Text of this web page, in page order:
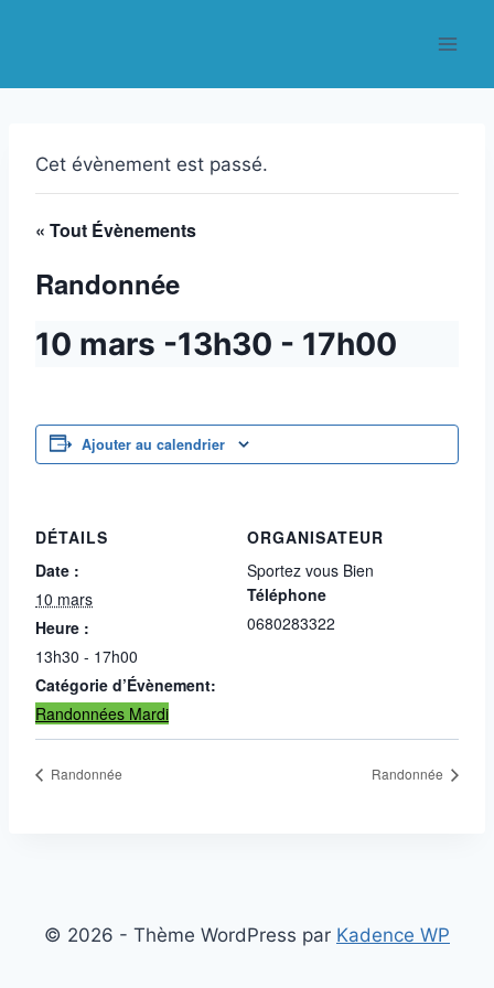
Cet évènement est passé.
« Tout Évènements
Randonnée
10 mars -13h30 - 17h00
Ajouter au calendrier
DÉTAILS
Date :
10 mars
Heure :
13h30 - 17h00
Catégorie d’Évènement:
Randonnées Mardi
ORGANISATEUR
Sportez vous Bien
Téléphone
0680283322
Randonnée Randonnée
© 2026 - Thème WordPress par Kadence WP